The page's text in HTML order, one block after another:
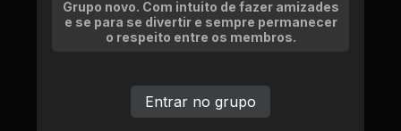
Grupo novo. Com intuito de fazer amizades
e se para se divertir e sempre permanecer
o respeito entre os membros.
Entrar no grupo